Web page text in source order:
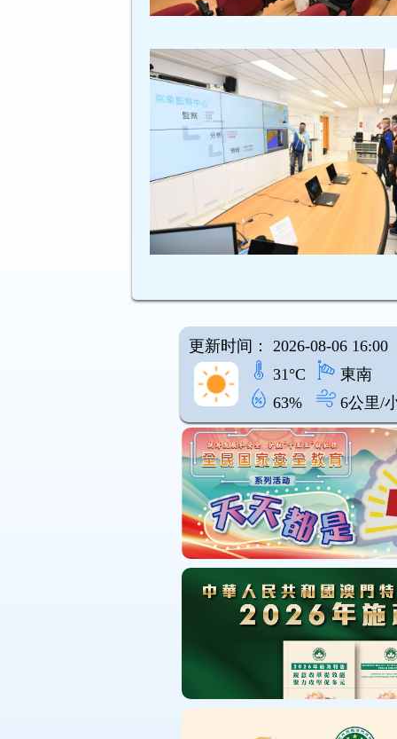
更新时间： 2026-08-06 16:00
31°C
東南
63%
6公里/